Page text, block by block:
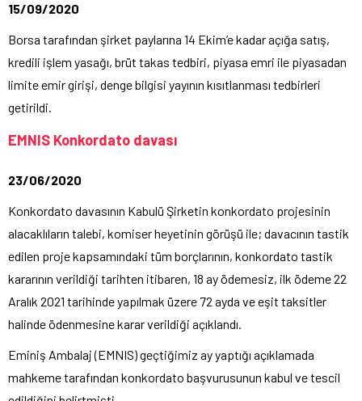
15/09/2020
Borsa tarafından şirket paylarına 14 Ekim’e kadar açığa satış,
kredili işlem yasağı, brüt takas tedbiri, piyasa emri ile piyasadan
limite emir girişi, denge bilgisi yayının kısıtlanması tedbirleri
getirildi.
EMNIS Konkordato davası
23/06/2020
Konkordato davasının Kabulü Şirketin konkordato projesinin
alacaklıların talebi, komiser heyetinin görüşü ile; davacının tastik
edilen proje kapsamındaki tüm borçlarının, konkordato tastik
kararının verildiği tarihten itibaren, 18 ay ödemesiz, ilk ödeme 22
Aralık 2021 tarihinde yapılmak üzere 72 ayda ve eşit taksitler
halinde ödenmesine karar verildiği açıklandı.
Eminiş Ambalaj (EMNIS) geçtiğimiz ay yaptığı açıklamada
mahkeme tarafından konkordato başvurusunun kabul ve tescil